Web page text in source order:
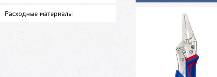
Расходные материалы